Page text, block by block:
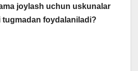
joylash uchun uskunalar
tugmadan foydalaniladi?